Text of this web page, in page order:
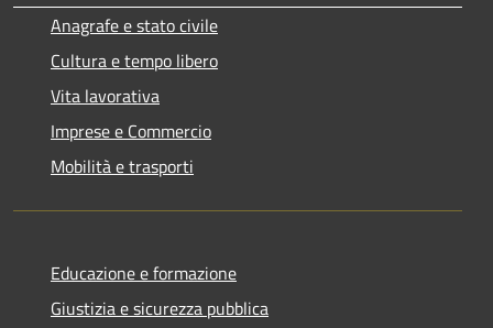
Anagrafe e stato civile
Cultura e tempo libero
Vita lavorativa
Imprese e Commercio
Mobilità e trasporti
Educazione e formazione
Giustizia e sicurezza pubblica